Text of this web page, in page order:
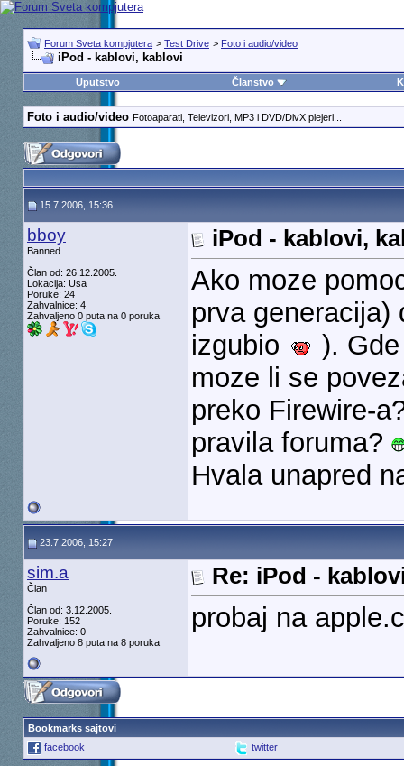
Forum Sveta kompjutera > Test Drive > Foto i audio/video
iPod - kablovi, kablovi
Uputstvo Članstvo
Foto i audio/video Fotoaparati, Televizori, MP3 i DVD/DivX plejeri...
15.7.2006, 15:36
bboy
Banned
Član od: 26.12.2005.
Lokacija: Usa
Poruke: 24
Zahvalnice: 4
Zahvaljeno 0 puta na 0 poruka
iPod - kablovi,
Ako moze
prva generacija)
izgubio
).
moze li se
preko Firewire-
pravila foruma?
Hvala unapred
23.7.2006, 15:27
sim.a
Član
Član od: 3.12.2005.
Poruke: 152
Zahvalnice: 0
Zahvaljeno 8 puta na 8 poruka
Re: iPod -
probaj na
Bookmarks sajtovi
facebook
twitter